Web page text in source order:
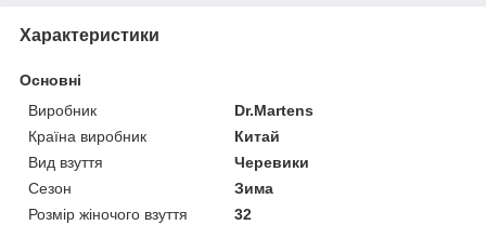
Характеристики
Основні
Виробник
Dr.Martens
Країна виробник
Китай
Вид взуття
Черевики
Сезон
Зима
Розмір жіночого взуття
32